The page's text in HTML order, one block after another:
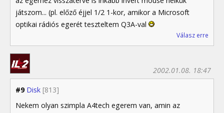
játszom... (pl. előző éjjel 1/2 1-kor, amikor a Microsoft
optikai rádiós egerét teszteltem Q3A-val
Válasz erre
#9 Disk [813]
2002.01.08. 18:47
Nekem olyan szimpla A4tech egerem van, amin az